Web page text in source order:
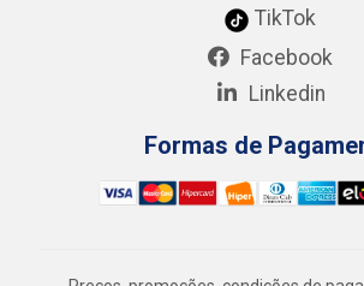
TikTok
Facebook
Linkedin
Formas de